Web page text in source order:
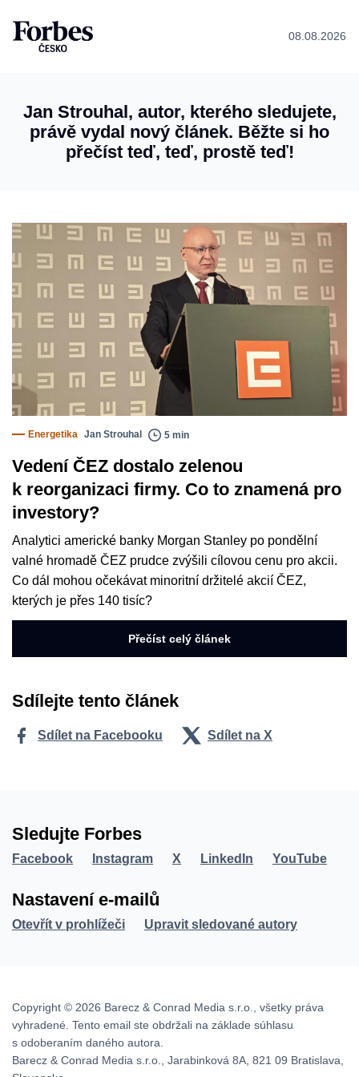
08.08.2026
Jan Strouhal, autor, kterého sledujete,
právě vydal nový článek. Běžte si ho
přečíst teď, teď, prostě teď!
Energetika Jan Strouhal 5 min
Vedení ČEZ dostalo zelenou
k reorganizaci firmy. Co to znamená pro
investory?
Analytici americké banky Morgan Stanley po pondělní
valné hromadě ČEZ prudce zvýšili cílovou cenu pro akcii.
Co dál mohou očekávat minoritní držitelé akcií ČEZ,
kterých je přes 140 tisíc?
Přečíst celý článek
Sdílejte tento článek
Sdílet na Facebooku Sdílet na X
Sledujte Forbes
Facebook Instagram X LinkedIn YouTube
Nastavení e-mailů
Otevřít v prohlížeči Upravit sledované autory
Copyright © 2026 Barecz & Conrad Media s.r.o., všetky práva
vyhradené. Tento email ste obdržali na základe súhlasu
s odoberaním daného autora.
Barecz & Conrad Media s.r.o., Jarabinková 8A, 821 09 Bratislava,